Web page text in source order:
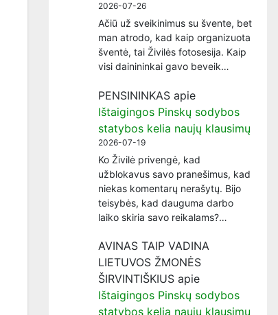
2026-07-26
Ačiū už sveikinimus su švente, bet
man atrodo, kad kaip organizuota
šventė, tai Živilės fotosesija. Kaip
visi dainininkai gavo beveik…
PENSININKAS apie
Ištaigingos Pinskų sodybos
statybos kelia naujų klausimų
2026-07-19
Ko Živilė privengė, kad
užblokavus savo pranešimus, kad
niekas komentarų nerašytų. Bijo
teisybės, kad dauguma darbo
laiko skiria savo reikalams?…
AVINAS TAIP VADINA
LIETUVOS ŽMONĖS
ŠIRVINTIŠKIUS apie
Ištaigingos Pinskų sodybos
statybos kelia naujų klausimų